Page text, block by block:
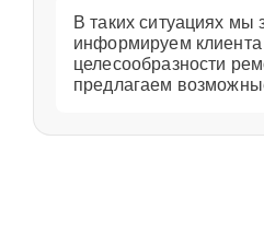
В таких ситуациях мы
информируем клиента
целесообразности
предлагаем